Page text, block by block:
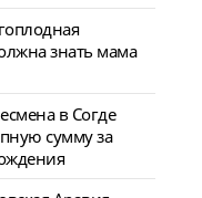
знать мама
в Согде
сумму за